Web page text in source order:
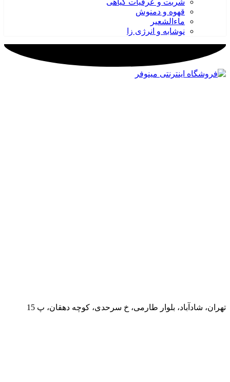
شربت و عرقیات گیاهی
قهوه و دمنوش
ماءالشعیر
نوشابه و انرژی زا
تهران، شادآباد، بلوار طارمی، خ سرحدی، کوچه دهقان، پ 15